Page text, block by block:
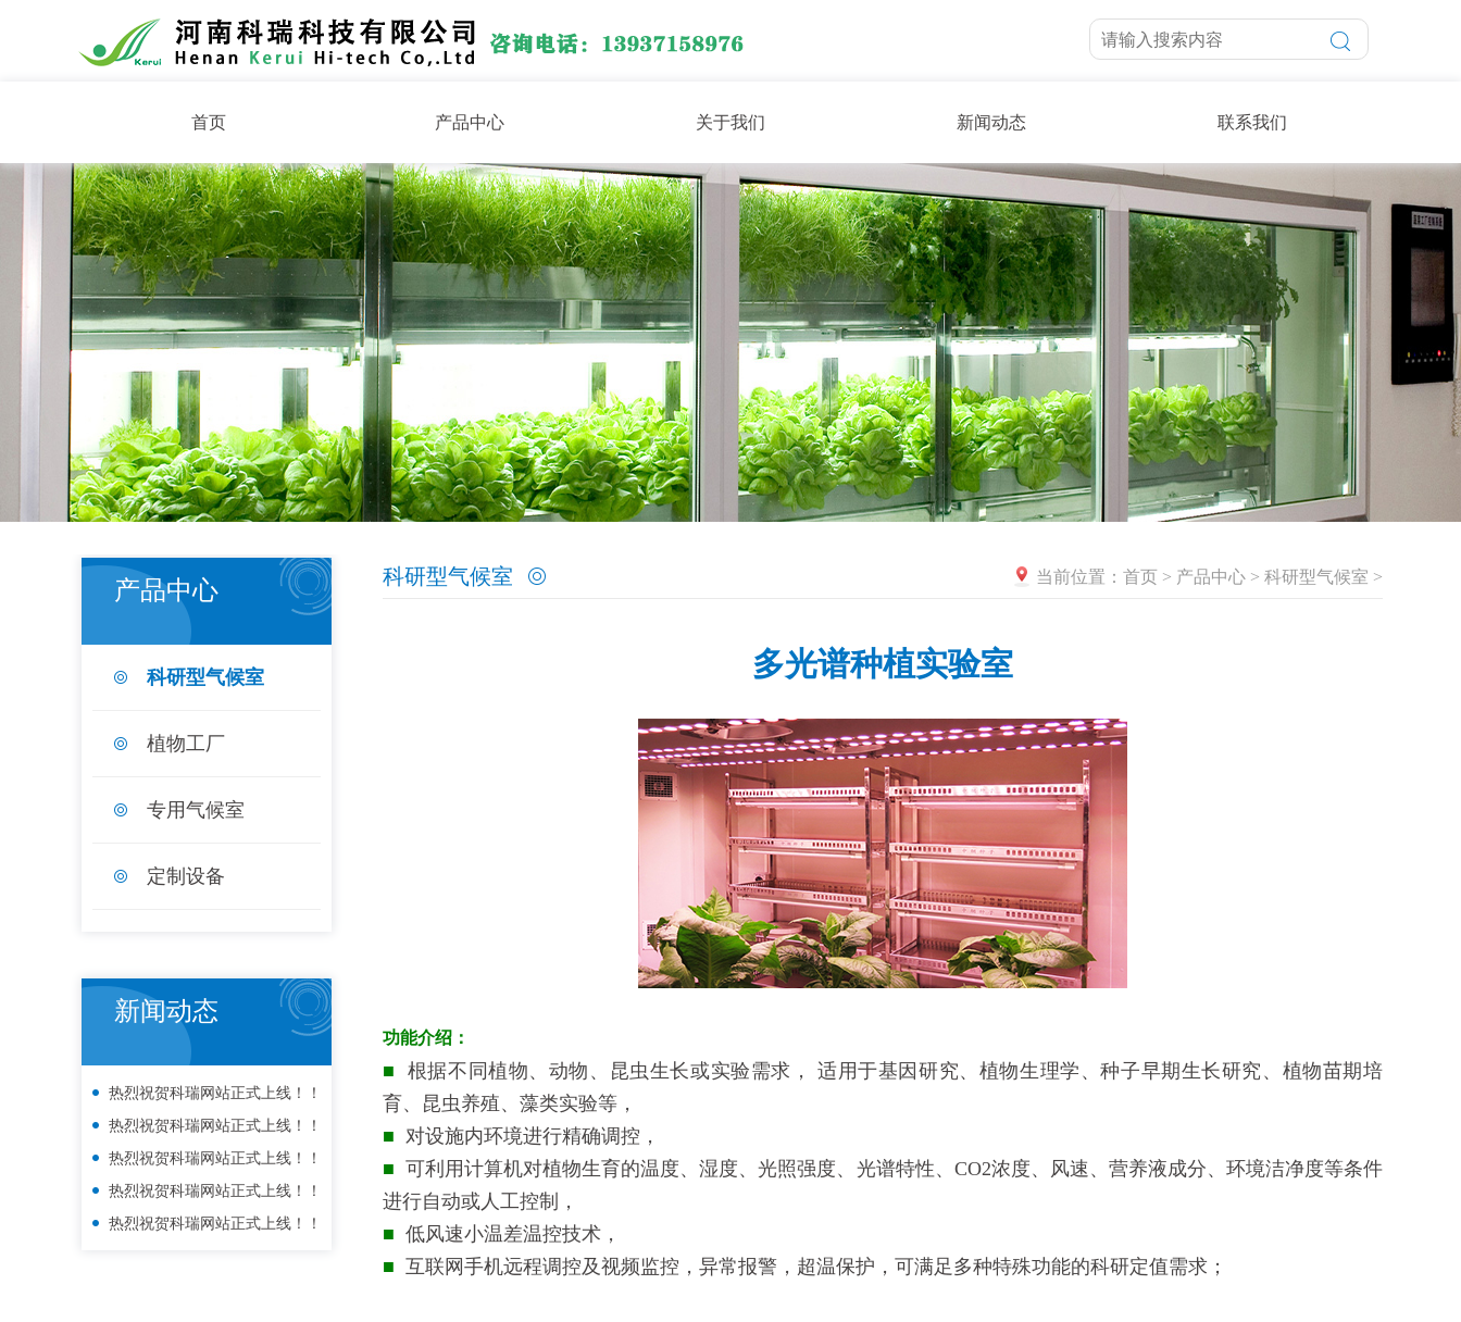
首页 产品中心 关于我们 新闻动态 联系我们
产品中心
科研型气候室
植物工厂
专用气候室
定制设备
科研型气候室 当前位置： 首页 > 产品中心 > 科研型气候室 >
多光谱种植实验室
功能介绍：
■ 根据不同植物、动物、昆虫生长或实验需求， 适用于基因研究、植物生理学、种子早期生长研究、植物苗期培
育、昆虫养殖、藻类实验等，
■ 对设施内环境进行精确调控，
■可利用计算机对植物生育的温度、湿度、光照强度、光谱特性、CO2浓度、风速、营养液成分、环境洁净度等条件
进行自动或人工控制，
■ 低风速小温差温控技术，
■ 互联网手机远程调控及视频监控，异常报警，超温保护，可满足多种特殊功能的科研定值需求；
新闻动态
热烈祝贺科瑞网站正式上线！！
热烈祝贺科瑞网站正式上线！！
热烈祝贺科瑞网站正式上线！！
热烈祝贺科瑞网站正式上线！！
热烈祝贺科瑞网站正式上线！！